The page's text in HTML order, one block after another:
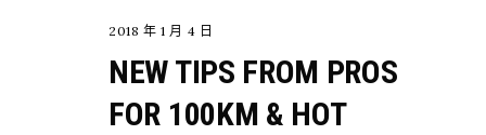
2018 年 1 月 4 日
NEW TIPS FROM PROS
FOR 100KM & HOT